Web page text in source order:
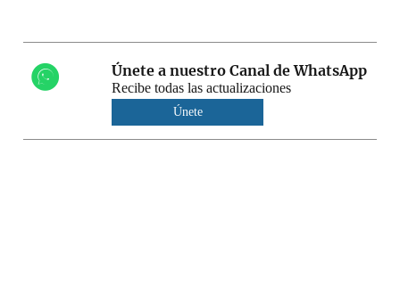
Únete a nuestro Canal de WhatsApp
Recibe todas las actualizaciones
Únete